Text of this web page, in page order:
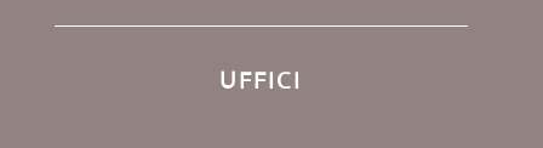
UFFICI